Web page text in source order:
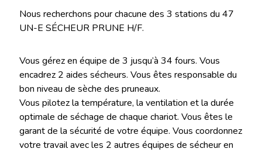
Nous recherchons pour chacune des 3 stations du 47
UN-E SÉCHEUR PRUNE H/F.
Vous gérez en équipe de 3 jusqu’à 34 fours. Vous
encadrez 2 aides sécheurs. Vous êtes responsable du
bon niveau de sèche des pruneaux.
Vous pilotez la température, la ventilation et la durée
optimale de séchage de chaque chariot. Vous êtes le
garant de la sécurité de votre équipe. Vous coordonnez
votre travail avec les 2 autres équipes de sécheur en